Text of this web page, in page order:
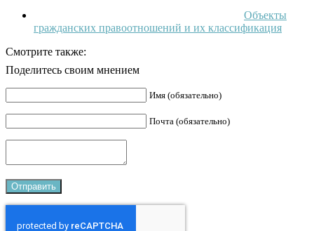
Объекты
гражданских правоотношений и их классификация
Смотрите также:
Поделитесь своим мнением
Имя (обязательно)
Почта (обязательно)